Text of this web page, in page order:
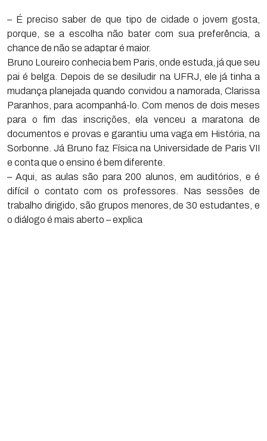
– É preciso saber de que tipo de cidade o jovem gosta,
porque, se a escolha não bater com sua preferência, a
chance de não se adaptar é maior.
Bruno Loureiro conhecia bem Paris, onde estuda, já que seu
pai é belga. Depois de se desiludir na UFRJ, ele já tinha a
mudança planejada quando convidou a namorada, Clarissa
Paranhos, para acompanhá-lo. Com menos de dois meses
para o fim das inscrições, ela venceu a maratona de
documentos e provas e garantiu uma vaga em História, na
Sorbonne. Já Bruno faz Física na Universidade de Paris VII
e conta que o ensino é bem diferente.
– Aqui, as aulas são para 200 alunos, em auditórios, e é
difícil o contato com os professores. Nas sessões de
trabalho dirigido, são grupos menores, de 30 estudantes, e
o diálogo é mais aberto – explica